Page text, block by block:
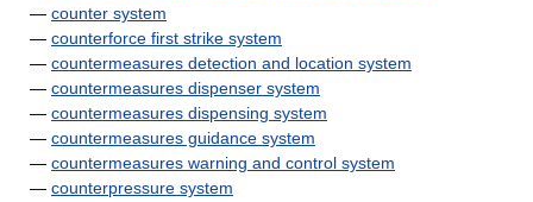
— counter system
— counterforce first strike system
— countermeasures detection and location system
— countermeasures dispenser system
— countermeasures dispensing system
— countermeasures guidance system
— countermeasures warning and control system
— counterpressure system